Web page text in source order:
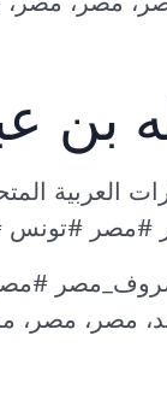
بن
العربية
#تونس
مصر، مصر،